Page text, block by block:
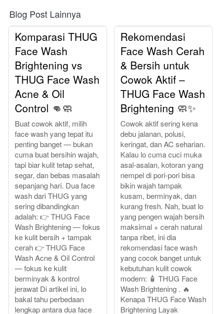
Blog Post Lainnya
Komparasi THUG
Face Wash
Brightening vs
THUG Face Wash
Acne & Oil
Control 👊🧼
Buat cowok aktif, milih
face wash yang tepat itu
penting banget — bukan
cuma buat bersihin wajah,
tapi biar kulit tetap sehat,
segar, dan bebas masalah
sepanjang hari. Dua face
wash dari THUG yang
sering dibandingkan
adalah: 👉 THUG Face
Wash Brightening — fokus
ke kulit bersih + tampak
cerah 👉 THUG Face
Wash Acne & Oil Control
— fokus ke kulit
berminyak & kontrol
jerawat Di artikel ini, lo
bakal tahu perbedaan
lengkap antara dua face
Rekomendasi
Face Wash Cerah
& Bersih untuk
Cowok Aktif –
THUG Face Wash
Brightening 🧼✨
Cowok aktif sering kena
debu jalanan, polusi,
keringat, dan AC seharian.
Kalau lo cuma cuci muka
asal-asalan, kotoran yang
nempel di pori-pori bisa
bikin wajah tampak
kusam, berminyak, dan
kurang fresh. Nah, buat lo
yang pengen wajah bersih
maksimal + cerah natural
tanpa ribet, ini dia
rekomendasi face wash
yang cocok banget untuk
kebutuhan kulit cowok
modern: 🧴 THUG Face
Wash Brightening . 🔥
Kenapa THUG Face Wash
Brightening Layak